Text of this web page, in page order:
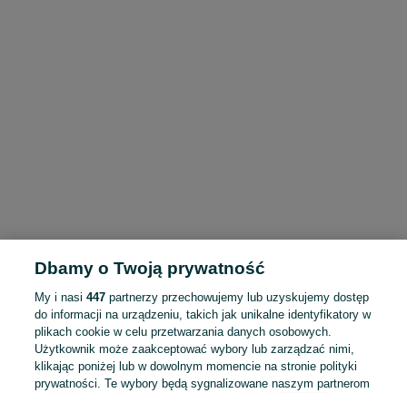
Dbamy o Twoją prywatność
My i nasi447 partnerzy przechowujemy lub uzyskujemy dostęp
do informacji na urządzeniu, takich jak unikalne identyfikatory w
plikach cookie w celu przetwarzania danych osobowych.
Użytkownik może zaakceptować wybory lub zarządzać nimi,
klikając poniżej lub w dowolnym momencie na stronie polityki
prywatności. Te wybory będą sygnalizowane naszym partnerom